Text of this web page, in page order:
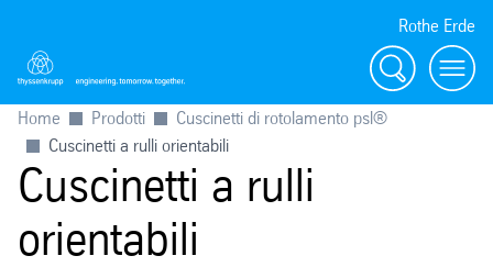
Rothe Erde
Ricerca
Home Prodotti
Cuscinetti di rotolamento psl®
Cuscinetti a rulli orientabili
Cuscinetti a rulli
orientabili